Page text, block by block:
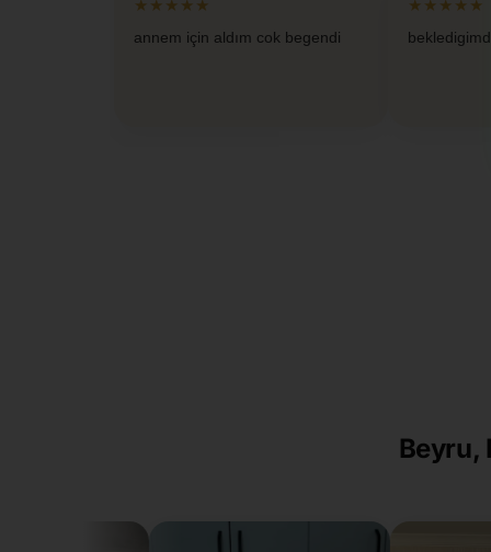
★★★★★
annem için aldım cok begendi
★★★★★
Beyru,